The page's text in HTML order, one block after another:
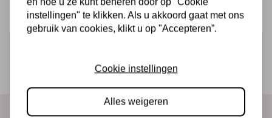
Ontvang als eerste onze actie en nieuwe producten
instellingen" te klikken. Als u akkoord gaat met ons
gebruik van cookies, klikt u op "Accepteren”.
Cookie instellingen
Alles weigeren